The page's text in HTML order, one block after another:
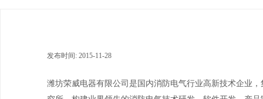
发布时间: 2015-11-28
潍坊荣威电器有限公司是国内消防电气行业高新技术企业